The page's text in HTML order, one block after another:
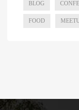
BLOG
FOOD